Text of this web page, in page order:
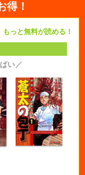
得！
もっと無料が読める！
い／